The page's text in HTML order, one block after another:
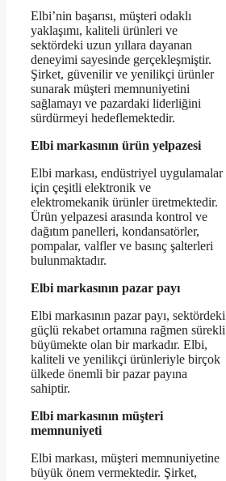
Elbi’nin başarısı, müşteri odaklı
yaklaşımı, kaliteli ürünleri ve
sektördeki uzun yıllara dayanan
deneyimi sayesinde gerçekleşmiştir.
Şirket, güvenilir ve yenilikçi ürünler
sunarak müşteri memnuniyetini
sağlamayı ve pazardaki liderliğini
sürdürmeyi hedeflemektedir.
Elbi markasının ürün yelpazesi
Elbi markası, endüstriyel uygulamalar
için çeşitli elektronik ve
elektromekanik ürünler üretmektedir.
Ürün yelpazesi arasında kontrol ve
dağıtım panelleri, kondansatörler,
pompalar, valfler ve basınç şalterleri
bulunmaktadır.
Elbi markasının pazar payı
Elbi markasının pazar payı, sektördeki
güçlü rekabet ortamına rağmen sürekli
büyümekte olan bir markadır. Elbi,
kaliteli ve yenilikçi ürünleriyle birçok
ülkede önemli bir pazar payına
sahiptir.
Elbi markasının müşteri
memnuniyeti
Elbi markası, müşteri memnuniyetine
büyük önem vermektedir. Şirket,